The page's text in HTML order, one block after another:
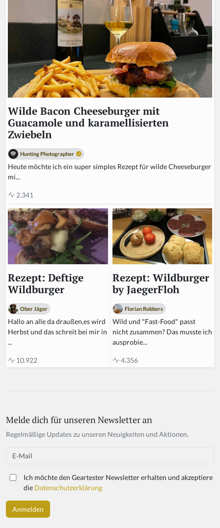
Wilde Bacon Cheeseburger mit
Guacamole und karamellisierten
Zwiebeln
Hunting Photographer
Heute möchte ich ein super simples Rezept für wilde Cheeseburger
mi...
2.341
Rezept: Deftige
Wildburger
Ober Jäger
Hallo an alle da draußen,es wird
Herbst und das schreit bei mir in
...
10.922
Rezept: Wildburger
by JaegerFloh
Florian Robbers
Wild und "Fast-Food" passt
nicht zusammen? Das musste ich
ausprobie...
4.356
Melde dich für unseren Newsletter an
Regelmäßige Updates zu unseren Neuigkeiten und Aktionen.
Email
Ich möchte den Geartester Newsletter erhalten und akzeptiere
die Datenschutzerklärung